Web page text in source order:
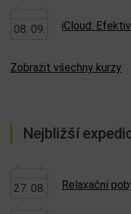
08. 09. iCloud:
Zobrazit všechny kurzy
Nejbližší
27. 08. Relaxační